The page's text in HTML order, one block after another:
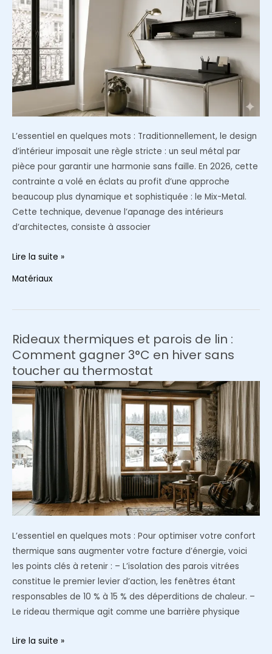
look
“Chef
Pro”
L’essentiel en quelques mots : Traditionnellement, le design
d’intérieur imposait une règle stricte : un seul métal par
pièce pour garantir une harmonie sans faille. En 2026, cette
contrainte a volé en éclats au profit d’une approche
beaucoup plus dynamique et sophistiquée : le Mix-Metal.
Cette technique, devenue l’apanage des intérieurs
d’architectes, consiste à associer
Le
marier
le
laiton,
l’acier
et
le
mat
dans
une
même
pièce
sans
Lire la suite »
Matériaux
Rideaux thermiques et parois de lin :
Comment gagner 3°C en hiver sans
toucher au thermostat
L’essentiel en quelques mots : Pour optimiser votre confort
thermique sans augmenter votre facture d’énergie, voici
les points clés à retenir : – L’isolation des parois vitrées
constitue le premier levier d’action, les fenêtres étant
responsables de 10 % à 15 % des déperditions de chaleur. –
Le rideau thermique agit comme une barrière physique
Rideaux
Lire la suite »